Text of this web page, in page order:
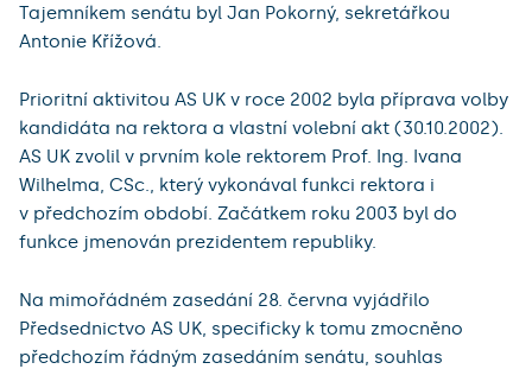
Tajemníkem senátu byl Jan Pokorný, sekretářkou
Antonie Křížová.
Prioritní aktivitou AS UK v roce 2002 byla příprava volby
kandidáta na rektora a vlastní volební akt (30.10.2002).
AS UK zvolil v prvním kole rektorem Prof. Ing. Ivana
Wilhelma, CSc., který vykonával funkci rektora i
v předchozím období. Začátkem roku 2003 byl do
funkce jmenován prezidentem republiky.
Na mimořádném zasedání 28. června vyjádřilo
Předsednictvo AS UK, specificky k tomu zmocněno
předchozím řádným zasedáním senátu, souhlas